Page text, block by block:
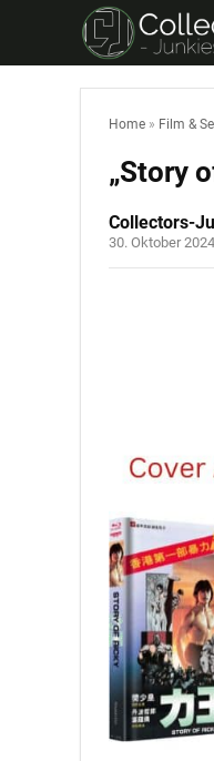
Home » Film &
„Story
Collectors-
30. Oktober 2024